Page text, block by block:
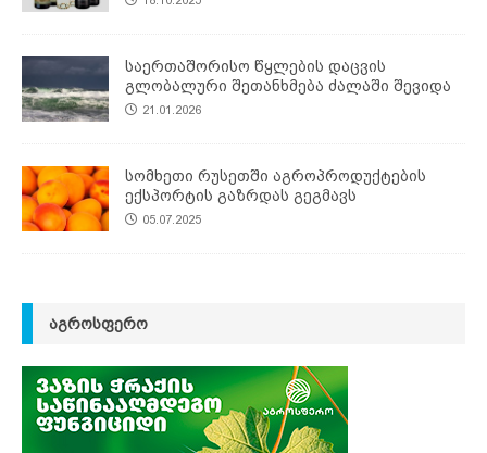
საერთაშორისო წყლების დაცვის
გლობალური შეთანხმება ძალაში შევიდა
21.01.2026
სომხეთი რუსეთში აგროპროდუქტების
ექსპორტის გაზრდას გეგმავს
05.07.2025
ᲐᲒᲠᲝᲡᲤᲔᲠᲝ